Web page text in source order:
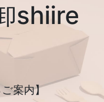
shiire
ご案内】